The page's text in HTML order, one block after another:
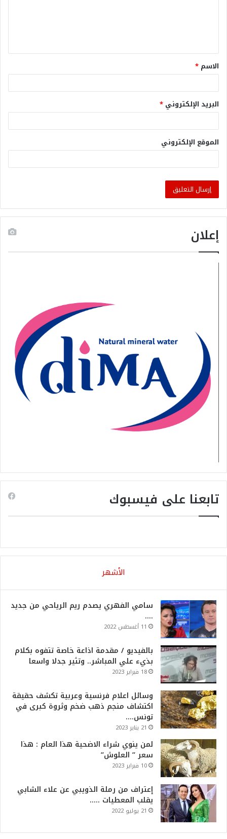
الاسم *
البريد الإلكتروني *
الموقع الإلكتروني
إعلان
تابعنا على فيسبوك
الأشهر
سامي الفهري يصدم ريم الرياحي من جديد
….
11 أغسطس 2022
بالفيديو / مقدمة اذاعة خاصة تتفوه بكلام
بذيء علي المباشر.. وتثير جدلا واسعا
18 فبراير 2023
وسائل اعلام فرنسية وعربية تكشف حقيقة
اكتشاف منجم ذهب ضخم وثروة كبرى في
تونس….
21 يناير 2023
لمن ينوي شراء الاضحية هذا العام : هذا
سعر ” العلوش”
10 فبراير 2023
إعتراف من رملة الذويبي عن علاء الشابي
يقلب المعطيات …..
21 يوليو 2022